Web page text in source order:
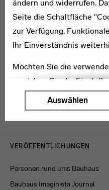
ändern und widerrufen.
Seite die Schaltfläche
zur Verfügung.
Ihr Einverständnis
Möchten Sie die
erreichen Sie die
"Auswählen".
Auswählen
Angela Harnak
VERÖFFENTLICHUNGEN
Personen rund ums Bauhaus
Bauhaus Imaginista Journal